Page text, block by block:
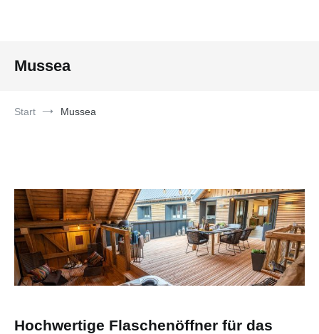
Mussea
Start Mussea
Hochwertige Flaschenöffner für das